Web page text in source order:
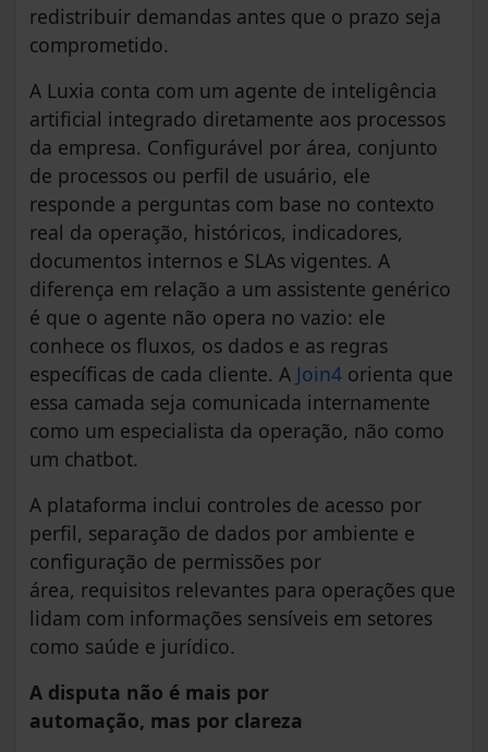
redistribuir demandas antes que o prazo seja
comprometido.
A Luxia conta com um agente de inteligência
artificial integrado diretamente aos processos
da empresa. Configurável por área, conjunto
de processos ou perfil de usuário, ele
responde a perguntas com base no contexto
real da operação, históricos, indicadores,
documentos internos e SLAs vigentes. A
diferença em relação a um assistente genérico
é que o agente não opera no vazio: ele
conhece os fluxos, os dados e as regras
específicas de cada cliente. A Join4 orienta que
essa camada seja comunicada internamente
como um especialista da operação, não como
um chatbot.
A plataforma inclui controles de acesso por
perfil, separação de dados por ambiente e
configuração de permissões por
área, requisitos relevantes para operações que
lidam com informações sensíveis em setores
como saúde e jurídico.
A disputa não é mais por
automação, mas por clareza